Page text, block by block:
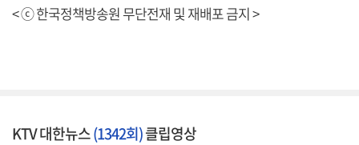
< ⓒ 한국정책방송원 무단전재 및 재배포 금지 >
KTV 대한뉴스(1342회)클립영상